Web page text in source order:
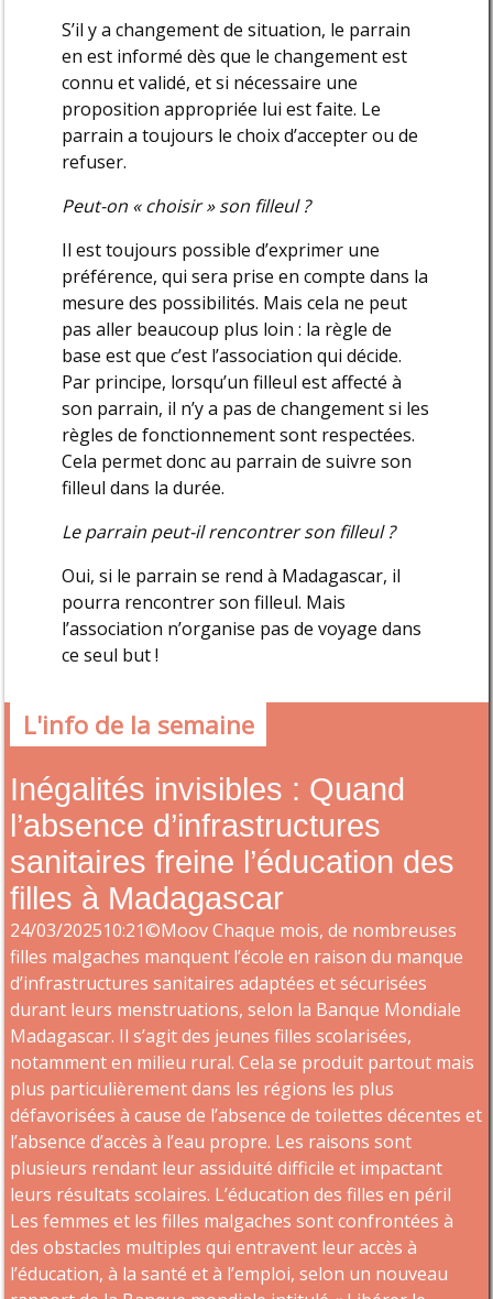
S’il y a changement de situation, le parrain
en est informé dès que le changement est
connu et validé, et si nécessaire une
proposition appropriée lui est faite. Le
parrain a toujours le choix d’accepter ou de
refuser.
Peut-on « choisir » son filleul ?
Il est toujours possible d’exprimer une
préférence, qui sera prise en compte dans la
mesure des possibilités. Mais cela ne peut
pas aller beaucoup plus loin : la règle de
base est que c’est l’association qui décide.
Par principe, lorsqu’un filleul est affecté à
son parrain, il n’y a pas de changement si les
règles de fonctionnement sont respectées.
Cela permet donc au parrain de suivre son
filleul dans la durée.
Le parrain peut-il rencontrer son filleul ?
Oui, si le parrain se rend à Madagascar, il
pourra rencontrer son filleul. Mais
l’association n’organise pas de voyage dans
ce seul but !
L'info de la semaine
Inégalités invisibles : Quand
l’absence d’infrastructures
sanitaires freine l’éducation des
filles à Madagascar
24/03/202510:21©Moov Chaque mois, de nombreuses
filles malgaches manquent l’école en raison du manque
d’infrastructures sanitaires adaptées et sécurisées
durant leurs menstruations, selon la Banque Mondiale
Madagascar. Il s’agit des jeunes filles scolarisées,
notamment en milieu rural. Cela se produit partout mais
plus particulièrement dans les régions les plus
défavorisées à cause de l’absence de toilettes décentes et
l’absence d’accès à l’eau propre. Les raisons sont
plusieurs rendant leur assiduité difficile et impactant
leurs résultats scolaires. L’éducation des filles en péril
Les femmes et les filles malgaches sont confrontées à
des obstacles multiples qui entravent leur accès à
l’éducation, à la santé et à l’emploi, selon un nouveau